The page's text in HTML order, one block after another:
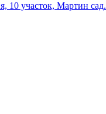
10 участок, Мартин сад.